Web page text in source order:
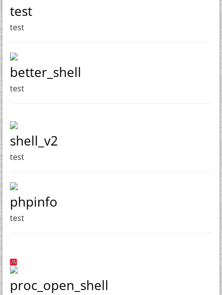
test
test
better_shell
test
shell_v2
test
phpinfo
test
proc_open_shell